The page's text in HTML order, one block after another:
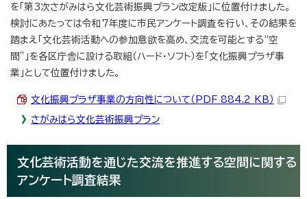
を「第3次さがみはら文化芸術振興プラン改定版」に位置付けました。
検討にあたっては令和7年度に市民アンケート調査を行い、その結果を
踏まえ「文化芸術活動への参加意欲を高め、交流を可能とする“空
間”」を各区庁舎に設ける取組（ハード・ソフト）を「文化振興プラザ事
業」として位置付けました。
文化振興プラザ事業の方向性について（PDF 884.2 KB）
さがみはら文化芸術振興プラン
文化芸術活動を通じた交流を推進する空間に関する
アンケート調査結果